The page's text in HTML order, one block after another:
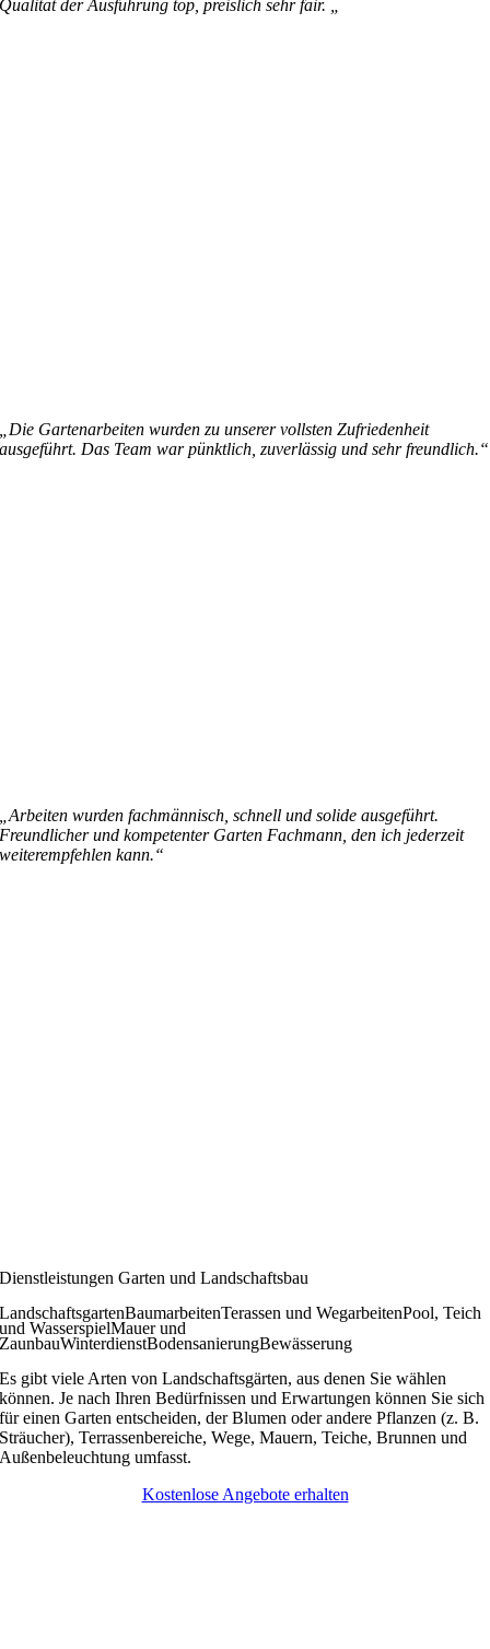
Qualität der Ausführung top, preislich sehr fair. „
„Die Gartenarbeiten wurden zu unserer vollsten Zufriedenheit
ausgeführt. Das Team war pünktlich, zuverlässig und sehr freundlich.“
„Arbeiten wurden fachmännisch, schnell und solide ausgeführt.
Freundlicher und kompetenter Garten Fachmann, den ich jederzeit
weiterempfehlen kann.“
Dienstleistungen Garten und Landschaftsbau
LandschaftsgartenBaumarbeitenTerassen und WegarbeitenPool, Teich
und WasserspielMauer und
ZaunbauWinterdienstBodensanierungBewässerung
Es gibt viele Arten von Landschaftsgärten, aus denen Sie wählen
können. Je nach Ihren Bedürfnissen und Erwartungen können Sie sich
für einen Garten entscheiden, der Blumen oder andere Pflanzen (z. B.
Sträucher), Terrassenbereiche, Wege, Mauern, Teiche, Brunnen und
Außenbeleuchtung umfasst.
Kostenlose Angebote erhalten